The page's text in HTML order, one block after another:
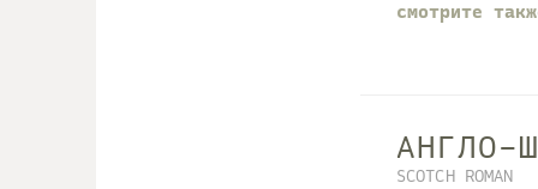
смотрите
АНГЛО-
SCOTCH ROMAN